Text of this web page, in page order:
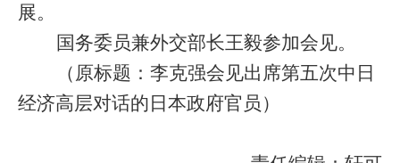
展。
国务委员兼外交部长王毅参加会见。
（原标题：李克强会见出席第五次中日
经济高层对话的日本政府官员）